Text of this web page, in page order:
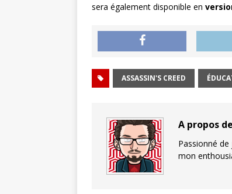
sera également disponible en
ASSASSIN'S CREED
A propos
Passionné
mon